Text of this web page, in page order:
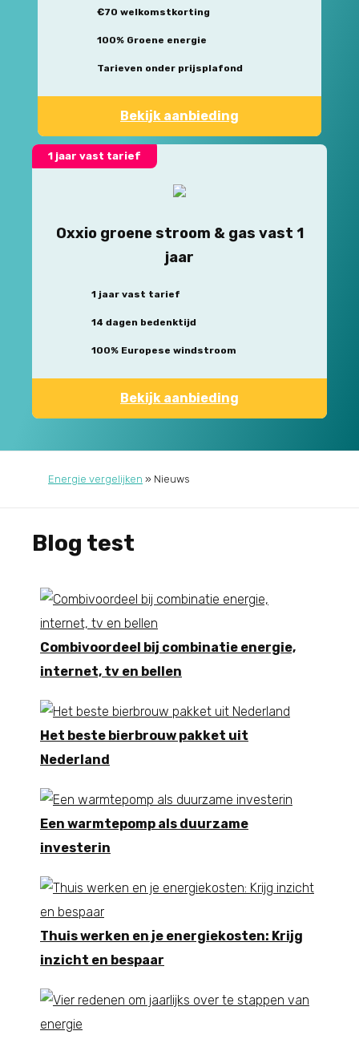
€70 welkomstkorting
100% Groene energie
Tarieven onder prijsplafond
Bekijk aanbieding
1 jaar vast tarief
Oxxio groene stroom & gas vast 1
jaar
1 jaar vast tarief
14 dagen bedenktijd
100% Europese windstroom
Bekijk aanbieding
Energie vergelijken » Nieuws
Blog test
Combivoordeel bij combinatie energie,
internet, tv en bellen
Het beste bierbrouw pakket uit
Nederland
Een warmtepomp als duurzame
investerin
Thuis werken en je energiekosten: Krijg
inzicht en bespaar